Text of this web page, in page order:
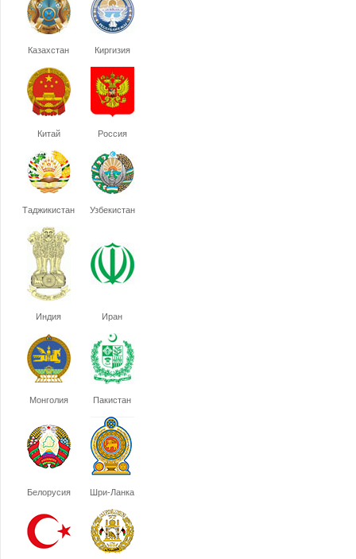
Казахстан Киргизия
Китай Россия
Таджикистан Узбекистан
Индия Иран
Монголия Пакистан
Белорусия Шри-Ланка